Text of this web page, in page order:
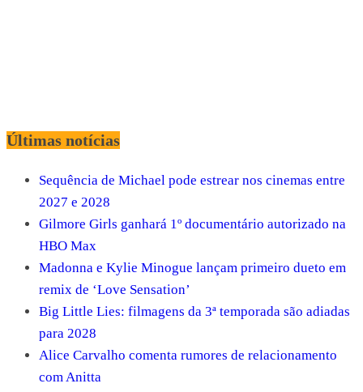
Últimas notícias
Sequência de Michael pode estrear nos cinemas entre
2027 e 2028
Gilmore Girls ganhará 1º documentário autorizado na
HBO Max
Madonna e Kylie Minogue lançam primeiro dueto em
remix de ‘Love Sensation’
Big Little Lies: filmagens da 3ª temporada são adiadas
para 2028
Alice Carvalho comenta rumores de relacionamento
com Anitta